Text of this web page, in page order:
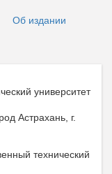
Об издании
университет
Астрахань, г.
технический